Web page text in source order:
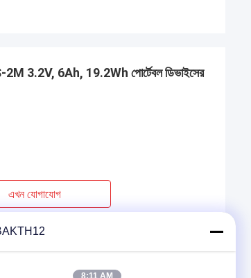
2M 3.2V, 6Ah, 19.2Wh পোর্টেবল ডিভাইসের
এখন যোগাযোগ
8:11 AM